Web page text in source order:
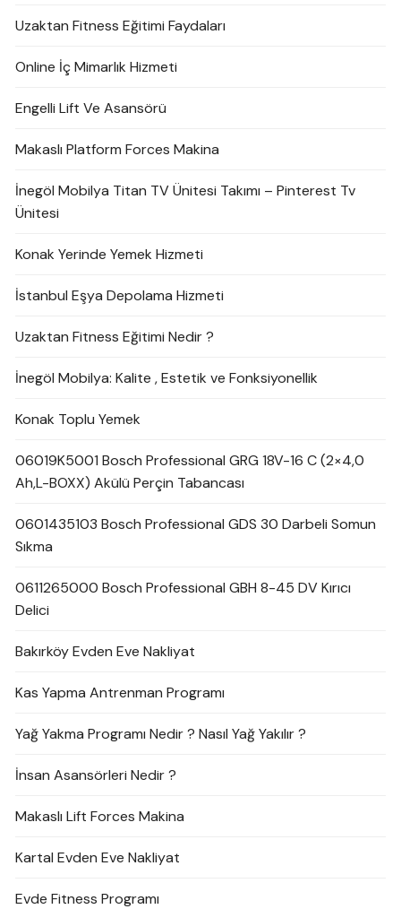
Uzaktan Fitness Eğitimi Faydaları
Online İç Mimarlık Hizmeti
Engelli Lift Ve Asansörü
Makaslı Platform Forces Makina
İnegöl Mobilya Titan TV Ünitesi Takımı – Pinterest Tv
Ünitesi
Konak Yerinde Yemek Hizmeti
İstanbul Eşya Depolama Hizmeti
Uzaktan Fitness Eğitimi Nedir ?
İnegöl Mobilya: Kalite , Estetik ve Fonksiyonellik
Konak Toplu Yemek
06019K5001 Bosch Professional GRG 18V-16 C (2×4,0
Ah,L-BOXX) Akülü Perçin Tabancası
0601435103 Bosch Professional GDS 30 Darbeli Somun
Sıkma
0611265000 Bosch Professional GBH 8-45 DV Kırıcı
Delici
Bakırköy Evden Eve Nakliyat
Kas Yapma Antrenman Programı
Yağ Yakma Programı Nedir ? Nasıl Yağ Yakılır ?
İnsan Asansörleri Nedir ?
Makaslı Lift Forces Makina
Kartal Evden Eve Nakliyat
Evde Fitness Programı